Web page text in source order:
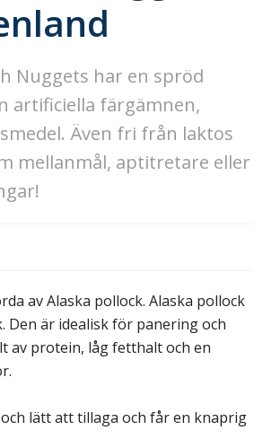
Nuggets har en spröd
artificiella färgämnen,
Även fri från laktos
mellanmål, aptitretare eller
av Alaska pollock. Alaska pollock
Den är idealisk för panering och
av protein, låg fetthalt och en
lätt att tillaga och får en knaprig